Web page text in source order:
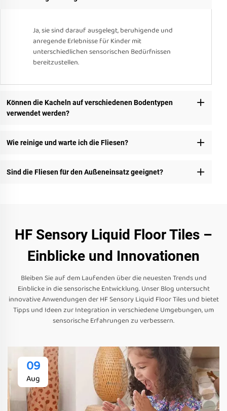
Ja, sie sind darauf ausgelegt, beruhigende und
anregende Erlebnisse für Kinder mit
unterschiedlichen sensorischen Bedürfnissen
bereitzustellen.
Können die Kacheln auf verschiedenen Bodentypen
verwendet werden?
Wie reinige und warte ich die Fliesen?
Sind die Fliesen für den Außeneinsatz geeignet?
HF Sensory Liquid Floor Tiles –
Einblicke und Innovationen
Bleiben Sie auf dem Laufenden über die neuesten Trends und
Einblicke in die sensorische Entwicklung. Unser Blog untersucht
innovative Anwendungen der HF Sensory Liquid Floor Tiles und bietet
Tipps und Ideen zur Integration in verschiedene Umgebungen, um
sensorische Erfahrungen zu verbessern.
09
Aug